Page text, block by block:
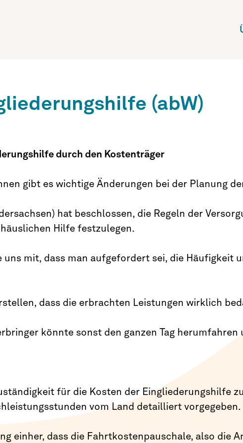
(abW)
durch den Kostenträger
gibt es wichtige Änderungen bei der Planung
hat beschlossen, die Regeln der
Hilfe festzulegen.
mit, dass man aufgefordert sei, die Häufigkeit
dass die erbrachten Leistungen wirklich
könnte sonst den ganzen Tag
für die Kosten der Eingliederungshilfe
vom Land detailliert vorgegeben.
einher, dass die Fahrtkostenpauschale, also die